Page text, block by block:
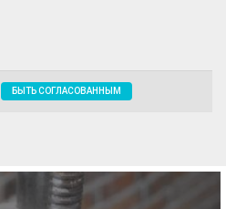
БЫТЬ СОГЛАСОВАННЫМ